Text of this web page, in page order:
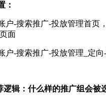
：
账户-搜索推广-投放管理首页
面
户-搜索推广-投放管理_定
逻辑：什么样的推广组会被